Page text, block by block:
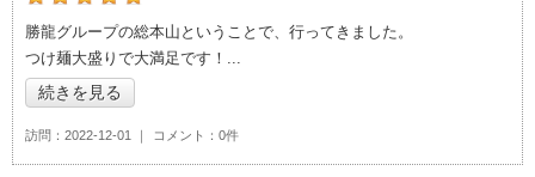
の「活龍 本店」おすすめ度：5
勝龍グループの総本山ということで、行ってきました。
つけ麺大盛りで大満足です！
続きを見る
訪問 2022-12-01 コメント 0件